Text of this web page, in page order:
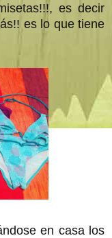
es decir
es lo que tiene
en casa los